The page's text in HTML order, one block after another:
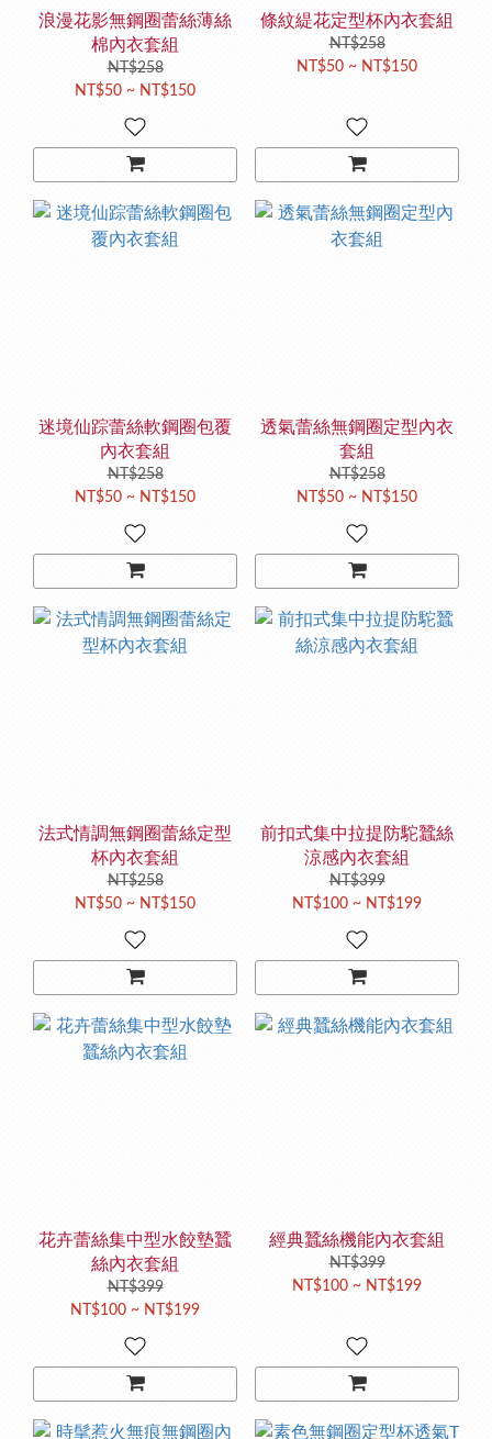
浪漫花影無鋼圈蕾絲薄絲
棉內衣套組
NT$258
NT$50 ~ NT$150
條紋緹花定型杯內衣套組
NT$258
NT$50 ~ NT$150
迷境仙踪蕾絲軟鋼圈包覆
內衣套組
NT$258
NT$50 ~ NT$150
透氣蕾絲無鋼圈定型內衣
套組
NT$258
NT$50 ~ NT$150
法式情調無鋼圈蕾絲定型
杯內衣套組
NT$258
NT$50 ~ NT$150
前扣式集中拉提防駝蠶絲
涼感內衣套組
NT$399
NT$100 ~ NT$199
花卉蕾絲集中型水餃墊蠶
絲內衣套組
NT$399
NT$100 ~ NT$199
經典蠶絲機能內衣套組
NT$399
NT$100 ~ NT$199